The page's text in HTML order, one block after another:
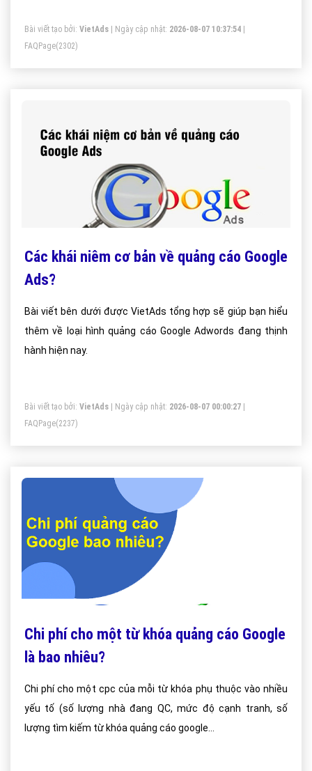
Bài viết tạo bởi: VietAds | Ngày cập nhật: 2026-08-07 10:37:54
FAQPage(2302)
Các khái niêm cơ bản về quảng cáo Google
Ads?
Bài viết bên dưới được VietAds tổng hợp sẽ giúp bạn hiểu
thêm về loại hình quảng cáo Google Adwords đang thịnh
hành hiện nay.
Bài viết tạo bởi: VietAds | Ngày cập nhật: 2026-08-07 00:00:27
FAQPage(2237)
Chi phí cho một từ khóa quảng cáo Google
là bao nhiêu?
Chi phí cho một cpc của mỗi từ khóa phụ thuộc vào nhiều
yếu tố (số lượng nhà đang QC, mức độ cạnh tranh, số
lượng tìm kiếm từ khóa quảng cáo google...